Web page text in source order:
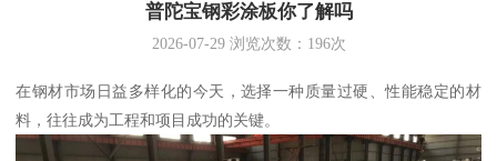
普陀宝钢彩涂板你了解吗
2026-07-29浏览次数： 196次
在钢材市场日益多样化的今天，选择一种质量过硬、性能稳定的材
料，往往成为工程和项目成功的关键。